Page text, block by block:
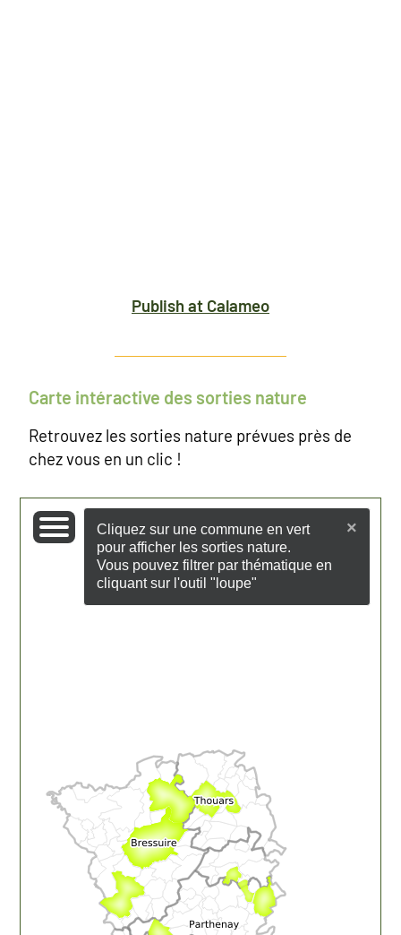
Publish at Calameo
Carte intéractive des sorties nature
Retrouvez les sorties nature prévues près de
chez vous en un clic !